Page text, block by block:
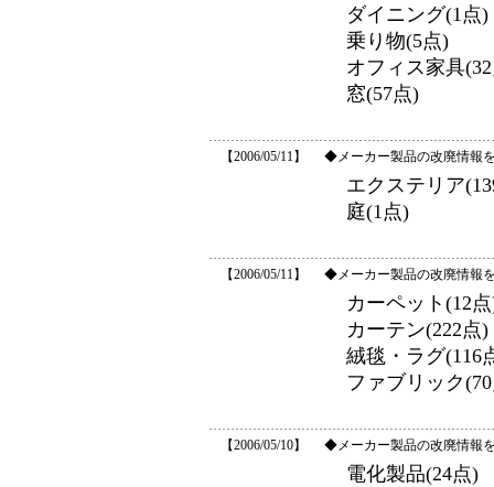
ダイニング(1点)
乗り物(5点)
オフィス家具
窓(57点)
【2006/05/11】 ◆メーカー製品の改廃情報
エクステリア
庭(1点)
【2006/05/11】 ◆メーカー製品の改廃情報
カーペット(12
カーテン(222点)
絨毯・ラグ(116
ファブリック
【2006/05/10】 ◆メーカー製品の改廃情報
電化製品(24点)